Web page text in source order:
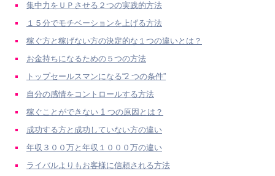
集中力をＵＰさせる２つの実践的方法
１５分でモチベーションを上げる方法
稼ぐ方と稼げない方の決定的な１つの違いとは？
お金持ちになるための５つの方法
トップセールスマンになる“2 つの条件”
自分の感情をコントロールする方法
稼ぐことができない 1 つの原因とは？
成功する方と成功していない方の違い
年収３００万と年収１０００万の違い
ライバルよりもお客様に信頼される方法